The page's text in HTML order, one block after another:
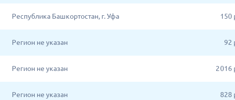
Республика Башкортостан, г. Уфа 150
Регион не указан 92
Регион не указан 2 016
Регион не указан 828